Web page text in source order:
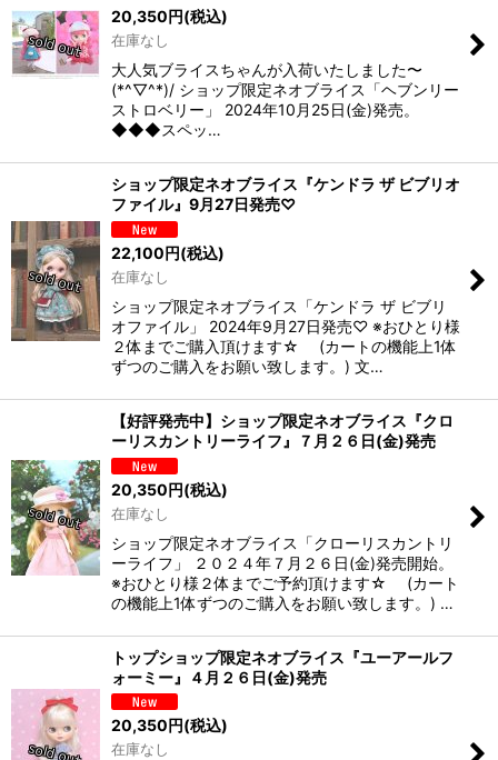
20,350円(税込)
在庫なし
大人気ブライスちゃんが入荷いたしました〜
(*^▽^*)/ ショップ限定ネオブライス「ヘブンリー
ストロベリー」 2024年10月25日(金)発売。
◆◆◆スペッ…
ショップ限定ネオブライス『ケンドラ ザ ビブリオ
ファイル』9月27日発売♡
22,100円(税込)
在庫なし
ショップ限定ネオブライス「ケンドラ ザ ビブリ
オファイル」 2024年9月27日発売♡ ※おひとり様
２体までご購入頂けます☆ (カートの機能上1体
ずつのご購入をお願い致します。) 文…
【好評発売中】ショップ限定ネオブライス『クロ
ーリスカントリーライフ』７月２６日(金)発売
20,350円(税込)
在庫なし
ショップ限定ネオブライス「クローリスカントリ
ーライフ」 ２０２４年７月２６日(金)発売開始。
※おひとり様２体までご予約頂けます☆ (カート
の機能上1体ずつのご購入をお願い致します。) …
トップショップ限定ネオブライス『ユーアールフ
ォーミー』４月２６日(金)発売
20,350円(税込)
在庫なし